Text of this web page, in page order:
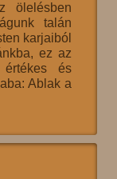
ölelésben
talán
karjaiból
ez az
és
Ablak a